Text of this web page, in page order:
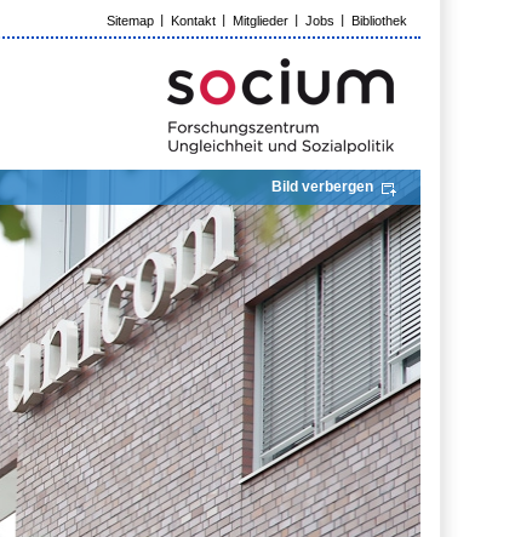
Sitemap Kontakt Mitglieder Jobs Bibliothek
Bild verbergen